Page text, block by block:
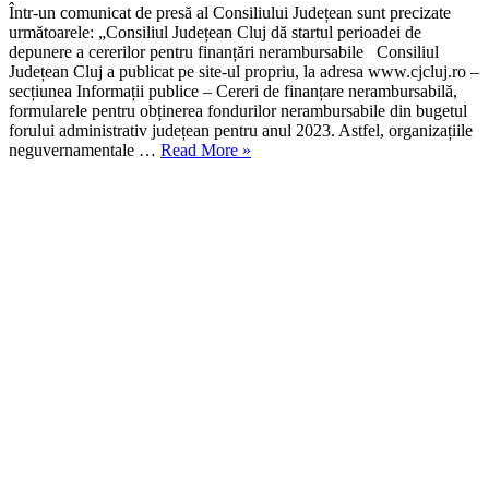
Într-un comunicat de presă al Consiliului Județean sunt precizate
următoarele: „Consiliul Județean Cluj dă startul perioadei de
depunere a cererilor pentru finanțări nerambursabile Consiliul
Județean Cluj a publicat pe site-ul propriu, la adresa www.cjcluj.ro –
secțiunea Informații publice – Cereri de finanțare nerambursabilă,
formularele pentru obținerea fondurilor nerambursabile din bugetul
forului administrativ județean pentru anul 2023. Astfel, organizațiile
neguvernamentale … Read More„Consiliul
»